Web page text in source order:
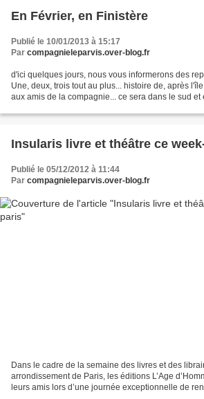
En Février, en Finistère
Publié le 10/01/2013 à 15:17
Par compagnieleparvis.over-blog.fr
d'ici quelques jours, nous vous informerons des
Une, deux, trois tout au plus... histoire de, après
aux amis de la compagnie... ce sera dans le sud et
Insularis livre et théâtre ce
Publié le 05/12/2012 à 11:44
Par compagnieleparvis.over-blog.fr
Dans le cadre de la semaine des livres et des
arrondissement de Paris, les éditions L’Age
leurs amis lors d’une journée exceptionnelle de